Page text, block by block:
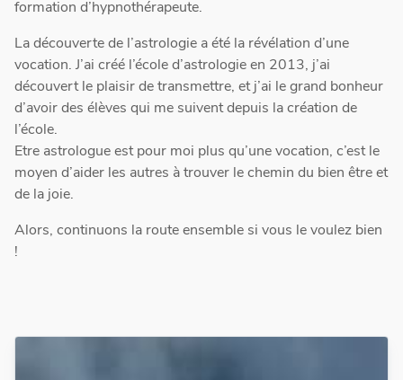
formation d’hypnothérapeute.
La découverte de l’astrologie a été la révélation d’une
vocation. J’ai créé l’école d’astrologie en 2013, j’ai
découvert le plaisir de transmettre, et j’ai le grand bonheur
d’avoir des élèves qui me suivent depuis la création de
l’école.
Etre astrologue est pour moi plus qu’une vocation, c’est le
moyen d’aider les autres à trouver le chemin du bien être et
de la joie.
Alors, continuons la route ensemble si vous le voulez bien
!